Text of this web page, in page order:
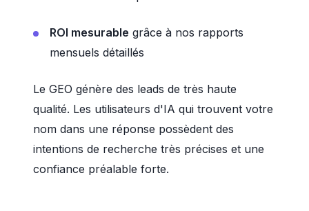
ROI mesurable grâce à nos rapports
mensuels détaillés
Le GEO génère des leads de très haute
qualité. Les utilisateurs d'IA qui trouvent votre
nom dans une réponse possèdent des
intentions de recherche très précises et une
confiance préalable forte.